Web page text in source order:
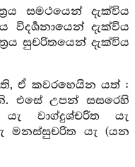
සමථයෙන් දැක්විය
විදර්‍ශනායෙන් දැක්විය
සුචරිතයෙන් දැක්විය
ඒ කවරහෙයින යත් :
එසේ උපන් සසරෙහි
වාග්දුශ්චරිත යැ
මනස්සුචරිත යැ (යන